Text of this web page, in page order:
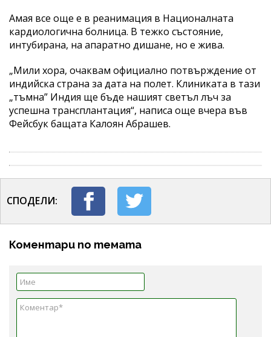
Амая все още е в реанимация в Националната
кардиологична болница. В тежко състояние,
интубирана, на апаратно дишане, но е жива.
„Мили хора, очаквам официално потвърждение от
индийска страна за дата на полет. Клиниката в тази
„тъмна” Индия ще бъде нашият светъл лъч за
успешна трансплантация“, написа още вчера във
Фейсбук бащата Калоян Абрашев.
СПОДЕЛИ:
Коментари по темата